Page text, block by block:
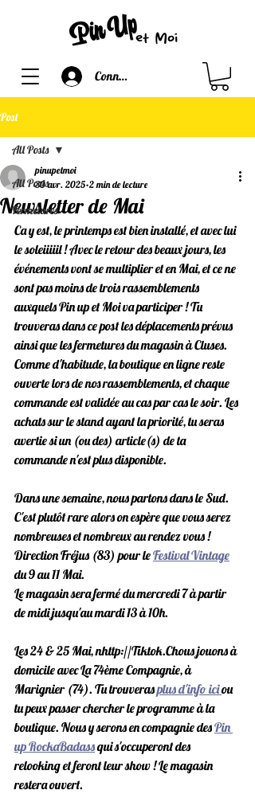
Connexion
Post
All Posts
Fermetures
All Posts
Newsletter de Mai
pinupetmoi
30 avr. 2025 2 min de lecture
Ca y est, le printemps est bien installé, et avec lui
le soleiiiiil ! Avec le retour des beaux jours, les
événements vont se multiplier et en Mai, et ce ne
sont pas moins de trois rassemblements
auxquels Pin up et Moi va participer ! Tu
trouveras dans ce post les déplacements prévus
ainsi que les fermetures du magasin à Cluses.
Comme d'habitude, la boutique en ligne reste
ouverte lors de nos rassemblements, et chaque
commande est validée au cas par cas le soir. Les
achats sur le stand ayant la priorité, tu seras
avertie si un (ou des) article(s) de ta
commande n'est plus disponible.
Dans une semaine, nous partons dans le Sud.
C'est plutôt rare alors on espère que vous serez
nombreuses et nombreux au rendez vous !
Direction Fréjus (83) pour le Festival Vintage
du 9 au 11 Mai.
Le magasin sera fermé du mercredi 7 à partir
de midi jusqu'au mardi 13 à 10h.
Les 24 & 25 Mai, nhttp://Tiktok.Chous jouons à
domicile avec La 74ème Compagnie, à
Marignier (74). Tu trouveras plus d'info ici ou
tu peux passer chercher le programme à la
boutique. Nous y serons en compagnie des Pin
up RockaBadass qui s'occuperont des
relooking et feront leur show ! Le magasin
restera ouvert.